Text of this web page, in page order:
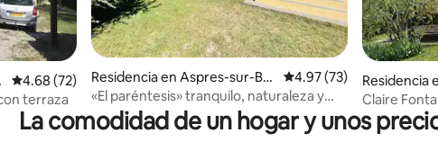
Calificación promedio: 4.68 de 5; 72 evaluaciones
4.68 (72)
terraza
Residencia en Aspres-sur-Bu
ëch
Calificación promedio:
4.97 (73)
«El paréntesis» tranquilo, naturaleza y
paisaje.
Residencia
Claire
Aspremont
La comodidad de un hogar y unos